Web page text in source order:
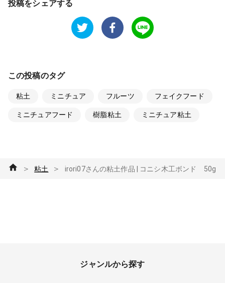
投稿をシェアする
この投稿のタグ
粘土 ミニチュア フルーツ フェイクフード
ミニチュアフード 樹脂粘土 ミニチュア粘土
＞ 粘土 ＞ irori07さんの粘土作品 | コニシ木工ボンド 50g
ジャンルから探す